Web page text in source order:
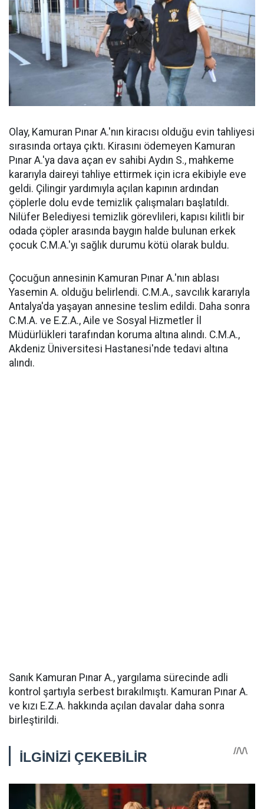
Olay, Kamuran Pınar A.'nın kiracısı olduğu evin tahliyesi
sırasında ortaya çıktı. Kirasını ödemeyen Kamuran
Pınar A.'ya dava açan ev sahibi Aydın S., mahkeme
kararıyla daireyi tahliye ettirmek için icra ekibiyle eve
geldi. Çilingir yardımıyla açılan kapının ardından
çöplerle dolu evde temizlik çalışmaları başlatıldı.
Nilüfer Belediyesi temizlik görevlileri, kapısı kilitli bir
odada çöpler arasında baygın halde bulunan erkek
çocuk C.M.A.'yı sağlık durumu kötü olarak buldu.
Çocuğun annesinin Kamuran Pınar A.'nın ablası
Yasemin A. olduğu belirlendi. C.M.A., savcılık kararıyla
Antalya'da yaşayan annesine teslim edildi. Daha sonra
C.M.A. ve E.Z.A., Aile ve Sosyal Hizmetler İl
Müdürlükleri tarafından koruma altına alındı. C.M.A.,
Akdeniz Üniversitesi Hastanesi'nde tedavi altına
alındı.
Sanık Kamuran Pınar A., yargılama sürecinde adli
kontrol şartıyla serbest bırakılmıştı. Kamuran Pınar A.
ve kızı E.Z.A. hakkında açılan davalar daha sonra
birleştirildi.